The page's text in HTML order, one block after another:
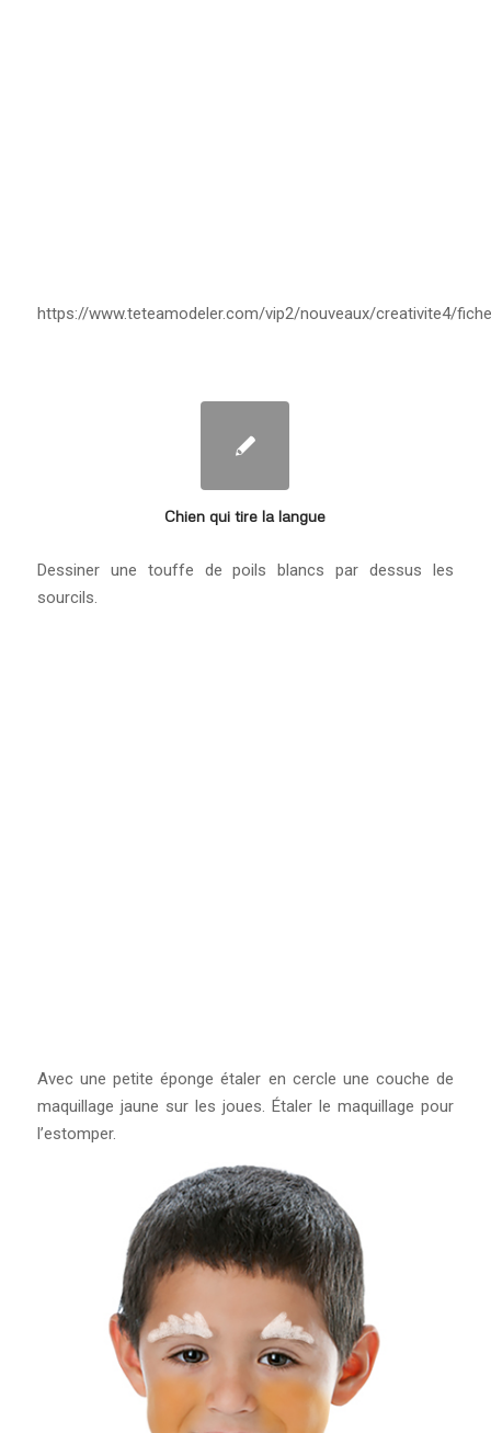
https://www.teteamodeler.com/vip2/nouveaux/creativite4/
Chien qui tire la langue
Dessiner une touffe de poils blancs par dessus les
sourcils.
Avec une petite éponge étaler en cercle une couche de
maquillage jaune sur les joues. Étaler le maquillage pour
l’estomper.